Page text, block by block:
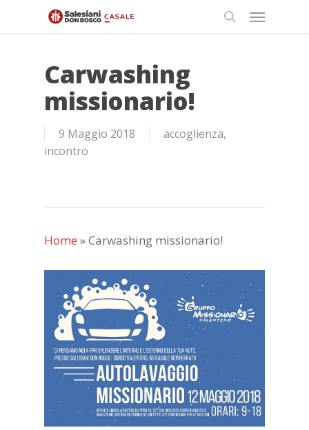
Menu
Carwashing
missionario!
9 Maggio 2018 accoglienza,
incontro
Home »Carwashing missionario!